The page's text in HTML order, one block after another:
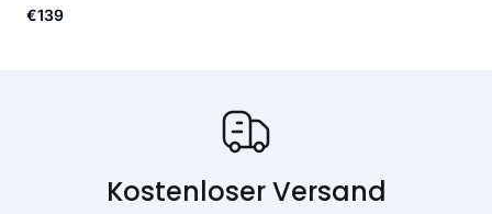
€139
Kostenloser Versand